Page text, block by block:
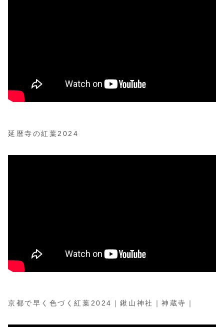
延暦寺の紅葉2024
京都で早く色づく紅葉2024｜鍬山神社｜神蔵寺｜